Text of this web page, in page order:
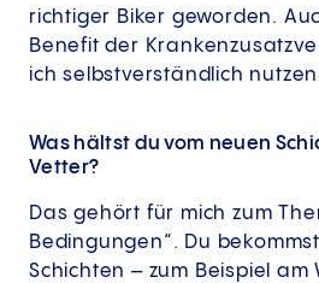
richtiger Biker geworden.
Benefit der
ich selbstverständlich
Was hältst du vom neuen
Vetter?
Das gehört für mich zum
Bedingungen“. Du
Schichten – zum Beispiel am